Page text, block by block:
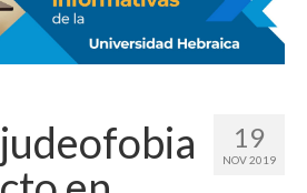
19
NOV 2019